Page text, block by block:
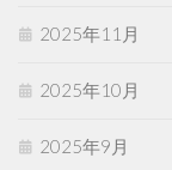
2025年11月
2025年10月
2025年9月